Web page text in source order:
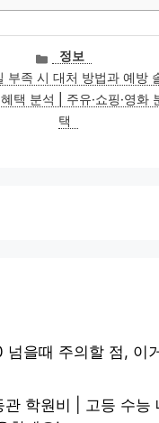
카
테
고
리
정보
부족 시 대처 방법과 예방
택 분석 | 주유·쇼핑·영화
택
넘을때 주의할 점, 이
관 학원비 | 고등 수능